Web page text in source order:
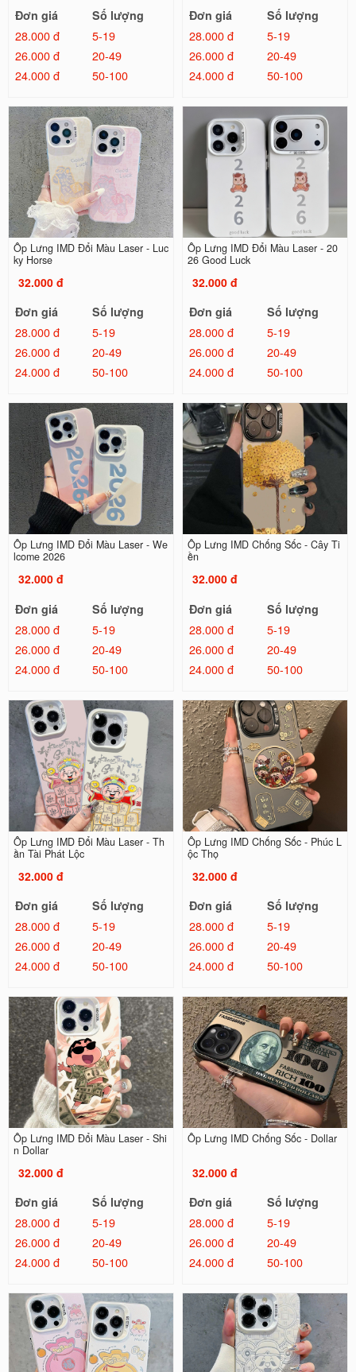
Đơn giá Số lượng
28.000 đ
5-19
26.000 đ
20-49
24.000 đ
50-100
Đơn giá Số lượng
28.000 đ
5-19
26.000 đ
20-49
24.000 đ
50-100
Ốp Lưng IMD Đổi Màu Laser - Luc
ky Horse
32.000 đ
Đơn giá
Số lượng
28.000 đ
5-19
26.000 đ
20-49
24.000 đ
50-100
Ốp Lưng IMD Đổi Màu Laser - 20
26 Good Luck
32.000 đ
Đơn giá
Số lượng
28.000 đ
5-19
26.000 đ
20-49
24.000 đ
50-100
Ốp Lưng IMD Đổi Màu Laser - We
lcome 2026
32.000 đ
Đơn giá
Số lượng
28.000 đ
5-19
26.000 đ
20-49
24.000 đ
50-100
Ốp Lưng IMD Chống Sốc - Cây Ti
ền
32.000 đ
Đơn giá
Số lượng
28.000 đ
5-19
26.000 đ
20-49
24.000 đ
50-100
Ốp Lưng IMD Đổi Màu Laser - Th
ần Tài Phát Lộc
32.000 đ
Đơn giá
Số lượng
28.000 đ
5-19
26.000 đ
20-49
24.000 đ
50-100
Ốp Lưng IMD Chống Sốc - Phúc L
ộc Thọ
32.000 đ
Đơn giá
Số lượng
28.000 đ
5-19
26.000 đ
20-49
24.000 đ
50-100
Ốp Lưng IMD Đổi Màu Laser - Shi
n Dollar
32.000 đ
Đơn giá
Số lượng
28.000 đ
5-19
26.000 đ
20-49
24.000 đ
50-100
Ốp Lưng IMD Chống Sốc - Dollar
32.000 đ
Đơn giá
Số lượng
28.000 đ
5-19
26.000 đ
20-49
24.000 đ
50-100